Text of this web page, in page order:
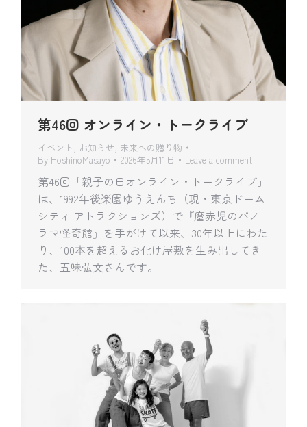
第46回 オンライン・トークライブ
イベント , お知らせ, 未来への贈り物
By HoshinoMasayo 2026年5月11日 Leave a comment
第46回「親子の日オンライン・トークライブ」
は、1992年後楽園ゆうえんち（現・東京ドーム
シティ アトラクションズ）で『麿赤児のパノ
ラマ怪奇館』を手がけて以来、30年以上にわた
り、100本を超えるお化け屋敷を生み出してき
た、五味弘文さんです。